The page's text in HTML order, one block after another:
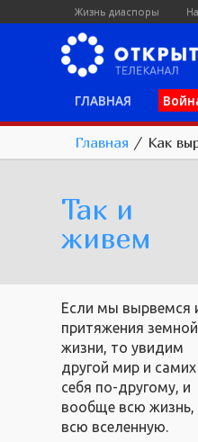
Жизнь диаспоры
ГЛАВНАЯ
Главная / Как
Так и
живем
Если мы вырвемся
притяжения земной
жизни, то увидим
другой мир и самих
себя по-другому, и
вообще всю жизнь,
всю вселенную.